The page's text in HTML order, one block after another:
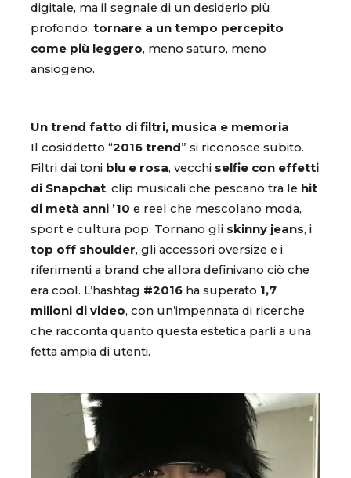
digitale, ma il segnale di un desiderio più
profondo: tornare a un tempo percepito
come più leggero, meno saturo, meno
ansiogeno.
Un trend fatto di filtri, musica e memoria
Il cosiddetto “2016 trend” si riconosce subito.
Filtri dai toni blu e rosa, vecchi selfie con effetti
di Snapchat, clip musicali che pescano tra le hit
di metà anni ’10 e reel che mescolano moda,
sport e cultura pop. Tornano gli skinny jeans, i
top off shoulder, gli accessori oversize e i
riferimenti a brand che allora definivano ciò che
era cool. L’hashtag #2016 ha superato 1,7
milioni di video, con un’impennata di ricerche
che racconta quanto questa estetica parli a una
fetta ampia di utenti.